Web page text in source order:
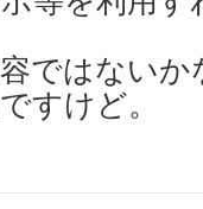
ではないか
すけど。